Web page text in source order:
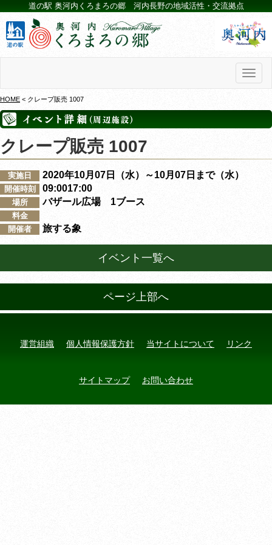
道の駅 奥河内くろまろの郷 河内長野の地域活性・交流拠点
HOME < クレープ販売 1007
クレープ販売 1007
実施日 2020年10月07日（水）～10月07日まで（水）
開催時刻 09:0017:00
場所 バザール広場 1ブース
料金
開催者
旅する象
イベント一覧へ
ページ上部へ
運営組織 個人情報保護方針 当サイトについて リンク
サイトマップ お問い合わせ